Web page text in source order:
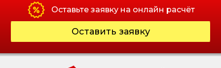
Оставьте заявку на онлайн расчёт
Оставить заявку